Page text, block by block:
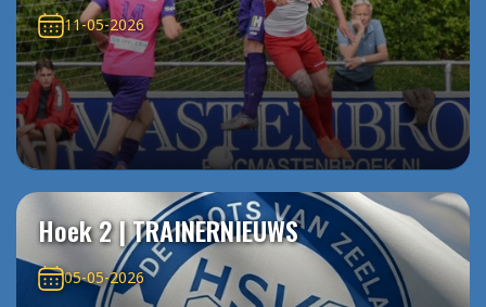
11-05-2026
Hoek 2 | TRAINERNIEUWS
05-05-2026